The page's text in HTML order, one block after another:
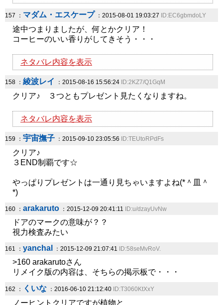
157 ： マダム・エスケープ ：2015-08-01 19:03:27 ID:EC6gbmdoLY
途中つまりましたが、何とかクリア！
コーヒーのいい香りがしてきそう・・・
ネタバレ内容を表示
158 ： 綾波レイ ：2015-08-16 15:56:24 ID:2KZ7/Q1GqM
クリア♪ ３つともプレゼント見たくなりますね。
ネタバレ内容を表示
159 ： 宇宙撫子 ：2015-09-10 23:05:56 ID:TEUtoRPdFs
クリア♪
３END制覇です☆
やっぱりプレゼントは一通り見ちゃいますよね(*＾皿＾
*)
160 ： arakaruto ：2015-12-09 20:41:11 ID:u/dzayUvNw
ドアのマークの意味が？？
視力検査みたい
161 ： yanchal ：2015-12-09 21:07:41 ID:58seMvRoV.
>160 arakarutoさん
リメイク版の内容は、そちらの掲示板で・・・
162 ： くいな ：2016-06-10 21:12:40 ID:T3060KtXxY
ノーヒントクリアですが植物と